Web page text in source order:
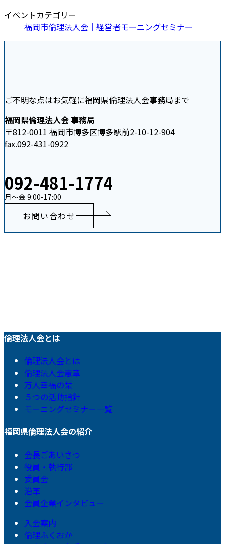
イベントカテゴリー
福岡市倫理法人会｜経営者モーニングセミナー
ご不明な点はお気軽に福岡県倫理法人会事務局まで
福岡県倫理法人会 事務局
〒812-0011 福岡市博多区博多駅前2-10-12-904
fax.092-431-0922
092-481-1774
月〜金 9:00-17:00
お問い合わせ
倫理法人会とは
倫理法人会とは
倫理法人会憲章
万人幸福の栞
５つの活動指針
モーニングセミナー一覧
福岡県倫理法人会の紹介
会長ごあいさつ
役員・執行部
委員会
沿革
会員企業インタビュー
入会案内
倫理ふくおか